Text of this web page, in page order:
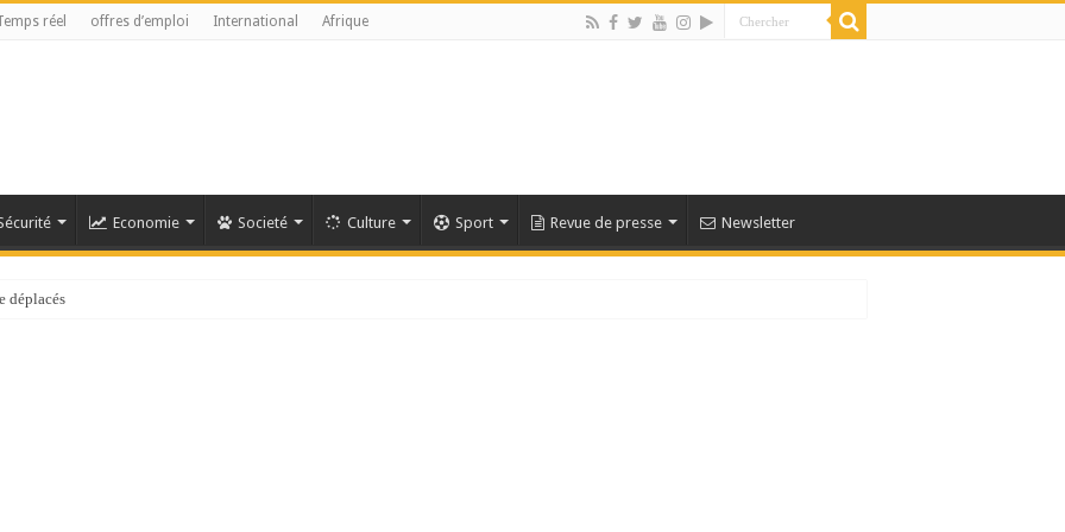
réel offres d’emploi International Afrique
Economie Societé Culture Sport Revue de presse Newsletter
déplacés reste anticonstitutionnelle »